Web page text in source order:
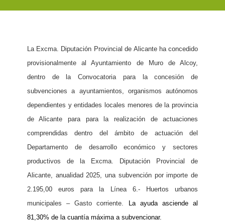
La Excma. Diputación Provincial de Alicante ha concedido
provisionalmente al Ayuntamiento de Muro de Alcoy,
dentro de laConvocatoria para la concesión de
subvenciones a ayuntamientos, organismos autónomos
dependientes y entidades locales menores de la provincia
de Alicante para para la realización de actuaciones
comprendidas dentro del ámbito de actuación del
Departamentode desarrollo económico y sectores
productivos de la Excma. Diputación Provincial de
Alicante, anualidad 2025, una subvención por importede
2.195,00 euros para la Línea 6.- Huertos urbanos
municipales –Gasto corriente. La ayuda asciende al
81,30% de la cuantía máxima a subvencionar.